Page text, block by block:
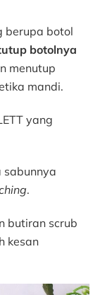
berupa botol
botolnya
menutup
mandi.
yang
sabunnya
.
butiran scrub
kesan